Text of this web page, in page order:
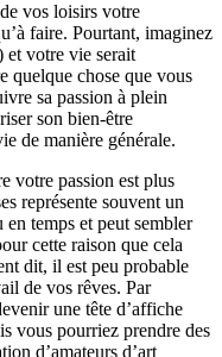
vos loisirs votre
faire. Pourtant, imaginez
et votre vie serait
quelque chose que vous
sa passion à plein
son bien-être
de manière générale.
votre passion est plus
représente souvent un
temps et peut sembler
cette raison que cela
dit, il est peu probable
de vos rêves. Par
une tête d’affiche
vous pourriez prendre des
d’amateurs d’art